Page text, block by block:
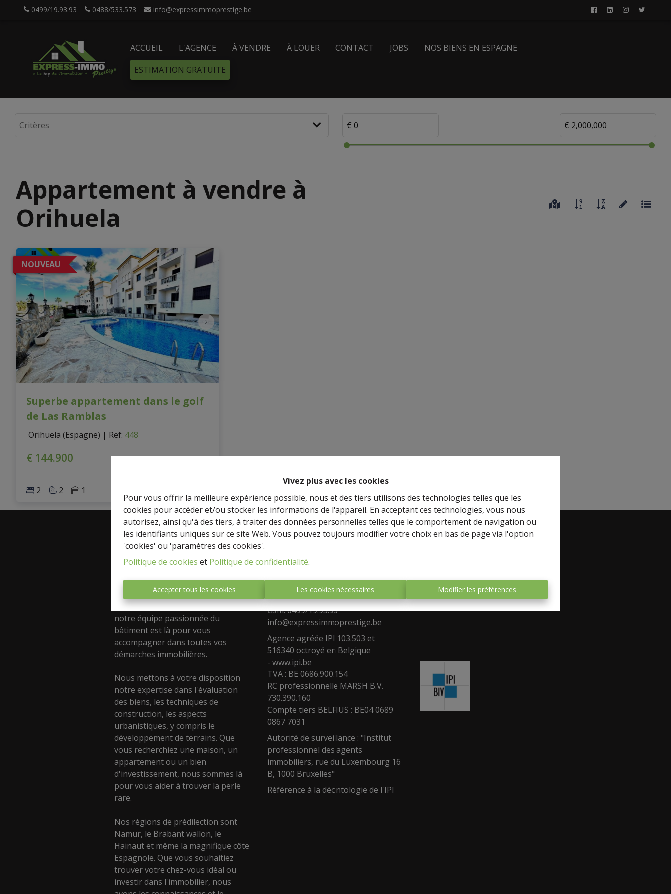
Vivez plus avec les cookies
Pour vous offrir la meilleure expérience possible, nous et des tiers utilisons des technologies telles que les
cookies pour accéder et/ou stocker les informations de l'appareil. En acceptant ces technologies, vous nous
autorisez, ainsi qu'à des tiers, à traiter des données personnelles telles que le comportement de navigation ou
les identifiants uniques sur ce site Web. Vous pouvez toujours modifier votre choix en bas de page via l'option
'cookies' ou 'paramètres des cookies'.
Politique de cookies et Politique de confidentialité.
Accepter tous les cookies Les cookies nécessaires Modifier les préférences
0499/19.93.93 0488/533.573 info@expressimmoprestige.be
ACCUEIL L'AGENCE À VENDRE À LOUER CONTACT JOBS
NOS BIENS EN ESPAGNE
ESTIMATION GRATUITE
Appartement à vendre à
Orihuela
NOUVEAU
Superbe appartement dans le golf
de Las Ramblas
Orihuela (Espagne) | Ref: 448
€ 144.900
2 2 1
A propos
Découvrez Express-immo Prestige,
votre agence immobilière de
confiance ! Spécialisée dans la vente
et la location de tous types de biens,
notre équipe passionnée du
bâtiment est là pour vous
accompagner dans toutes vos
démarches immobilières.
Nous mettons à votre disposition
notre expertise dans l'évaluation
des biens, les techniques de
construction, les aspects
urbanistiques, y compris le
développement de terrains. Que
vous recherchiez une maison, un
appartement ou un bien
d'investissement, nous sommes là
pour vous aider à trouver la perle
rare.
Nos régions de prédilection sont
Namur, le Brabant wallon, le
Hainaut et même la magnifique côte
Espagnole. Que vous souhaitiez
trouver votre chez-vous idéal ou
investir dans l'immobilier, nous
Rue de la Falize 17 , 5080 Rhisnes
Fixe : 0488/533.573
Gsm: 0499/19.93.93
info@expressimmoprestige.be
Agence agréée IPI 103.503 et
516340 octroyé en Belgique
-www.ipi.be
TVA : BE 0686.900.154
RC professionnelle MARSH B.V.
730.390.160
Compte tiers BELFIUS : BE04 0689
0867 7031
Autorité de surveillance : "Institut
professionnel des agents
immobiliers, rue du Luxembourg 16
B, 1000 Bruxelles"
Référence à la déontologie de l'IPI